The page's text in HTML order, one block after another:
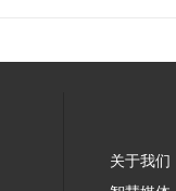
关于我们